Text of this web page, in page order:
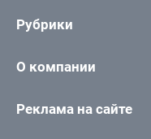
Рубрики
О компании
Реклама на сайте